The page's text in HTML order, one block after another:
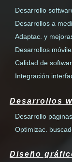
Desarrollo
Desarrollos a
Adaptac. y
Desarrollos
Calidad de
Integración
Desarrollos
Desarrollo
Optimizac.
Diseño